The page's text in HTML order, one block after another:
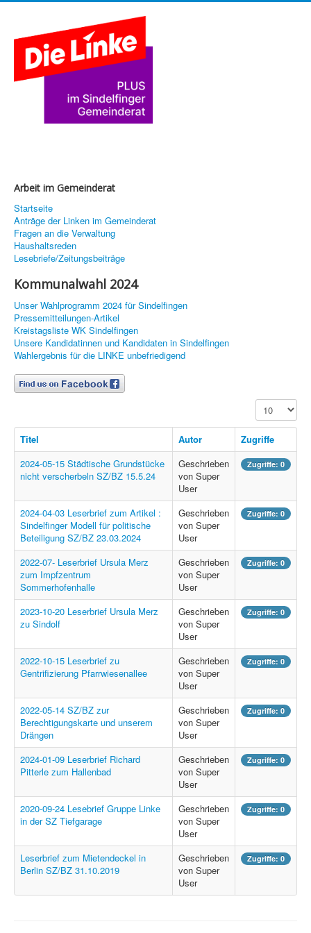
Arbeit im Gemeinderat
Startseite
Anträge der Linken im Gemeinderat
Fragen an die Verwaltung
Haushaltsreden
Lesebriefe/Zeitungsbeiträge
Kommunalwahl 2024
Unser Wahlprogramm 2024 für Sindelfingen
Pressemitteilungen-Artikel
Kreistagsliste WK Sindelfingen
Unsere Kandidatinnen und Kandidaten in Sindelfingen
Wahlergebnis für die LINKE unbefriedigend
Anzeige #
Titel Autor
Zugriffe
2024-05-15 Städtische Grundstücke
nicht verscherbeln SZ/BZ 15.5.24
Geschrieben
von Super
User
Zugriffe: 0
2024-04-03 Leserbrief zum Artikel :
Sindelfinger Modell für politische
Beteiligung SZ/BZ 23.03.2024
Geschrieben
von Super
User
Zugriffe: 0
2022-07- Leserbrief Ursula Merz
zum Impfzentrum
Sommerhofenhalle
Geschrieben
von Super
User
Zugriffe: 0
2023-10-20 Leserbrief Ursula Merz
zu Sindolf
Geschrieben
von Super
User
Zugriffe: 0
2022-10-15 Leserbrief zu
Gentrifizierung Pfarrwiesenallee
Geschrieben
von Super
User
Zugriffe: 0
2022-05-14 SZ/BZ zur
Berechtigungskarte und unserem
Drängen
Geschrieben
von Super
User
Zugriffe: 0
2024-01-09 Leserbrief Richard
Pitterle zum Hallenbad
Geschrieben
von Super
User
Zugriffe: 0
2020-09-24 Lesebrief Gruppe Linke
in der SZ Tiefgarage
Geschrieben
von Super
User
Zugriffe: 0
Leserbrief zum Mietendeckel in
Berlin SZ/BZ 31.10.2019
Geschrieben
von Super
User
Zugriffe: 0